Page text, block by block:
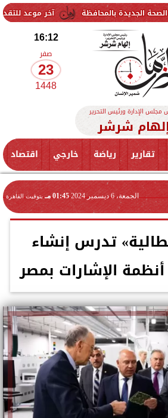
آخر موعد للتقديم في مدارس STEM 2026.. التعليم تحدد موعد اختبارات القبول
16:12
صفر
23
1448
مجلس الإدارة ورئيس التحرير
شرشر
تقارير رياضة خارجي اقتصاد
الجمعة، 6 ديسمبر 2024 01:45 مـ بتوقيت القاهرة
تدرس إنشاء
أنظمة الإشارات بمصر